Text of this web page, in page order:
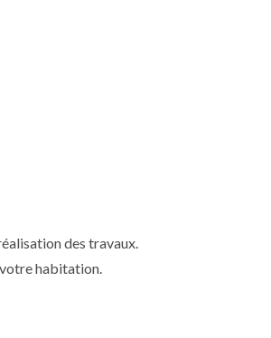
des travaux.
habitation.